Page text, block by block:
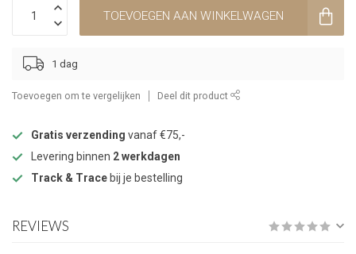
TOEVOEGEN AAN WINKELWAGEN
1 dag
Toevoegen om te vergelijken Deel dit product
Gratis verzending vanaf €75,-
Levering binnen 2 werkdagen
Track & Trace bij je bestelling
REVIEWS